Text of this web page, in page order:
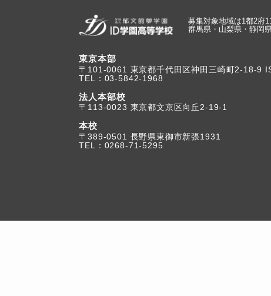
募集対象地域は1都2府
群馬県・山梨県・静岡
東京本部
TEL：03-5842-1968
法人本部校
〒113-0023 東京都文京区向丘2-19-1
本校
TEL：0268-71-5295